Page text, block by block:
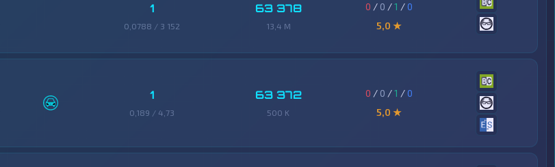
1
0,0788 / 3 152
63 378
13,4 M
0 / 0 /1 /0
5,0 ★
1
0,189 / 4,73
63 372
500 K
0 / 0 /1 /0
5,0 ★